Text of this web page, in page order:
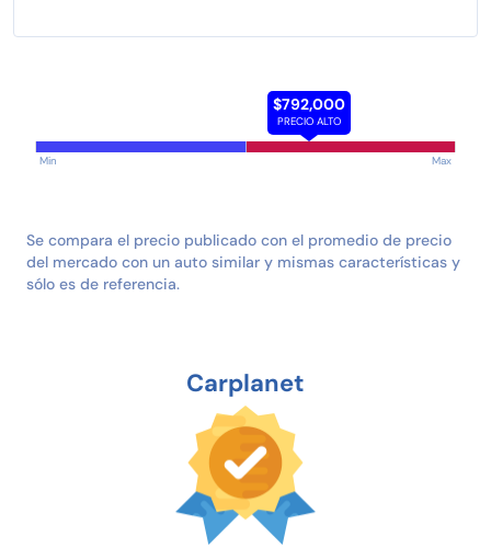
$792,000
PRECIO ALTO
Min Max
Se compara el precio publicado con el promedio de precio
del mercado con un auto similar y mismas características y
sólo es de referencia.
Carplanet